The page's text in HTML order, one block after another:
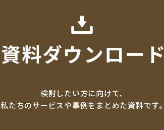
資料ダウンロード
検討したい方に向けて、
私たちのサービスや事例をまとめた資料です。